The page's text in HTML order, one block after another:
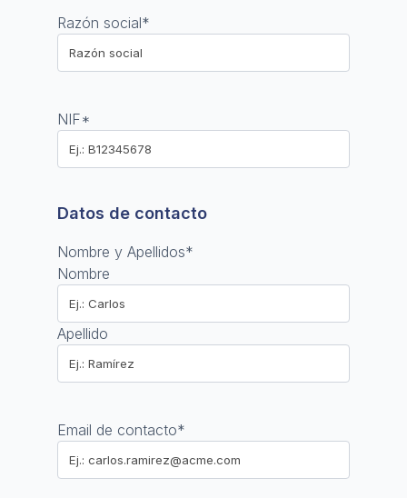
Razón social*
NIF*
Datos de contacto
Nombre y Apellidos*
Nombre
Apellido
Email de contacto*